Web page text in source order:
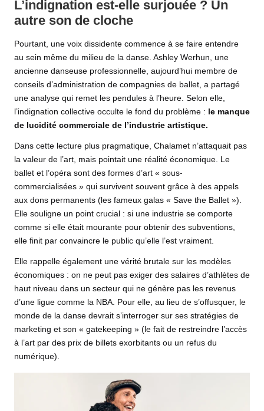
L’indignation est-elle surjouée ? Un
autre son de cloche
Pourtant, une voix dissidente commence à se faire entendre
au sein même du milieu de la danse. Ashley Werhun, une
ancienne danseuse professionnelle, aujourd’hui membre de
conseils d’administration de compagnies de ballet, a partagé
une analyse qui remet les pendules à l’heure. Selon elle,
l’indignation collective occulte le fond du problème : le manque
de lucidité commerciale de l’industrie artistique.
Dans cette lecture plus pragmatique, Chalamet n’attaquait pas
la valeur de l’art, mais pointait une réalité économique. Le
ballet et l’opéra sont des formes d’art « sous-
commercialisées » qui survivent souvent grâce à des appels
aux dons permanents (les fameux galas « Save the Ballet »).
Elle souligne un point crucial : si une industrie se comporte
comme si elle était mourante pour obtenir des subventions,
elle finit par convaincre le public qu’elle l’est vraiment.
Elle rappelle également une vérité brutale sur les modèles
économiques : on ne peut pas exiger des salaires d’athlètes de
haut niveau dans un secteur qui ne génère pas les revenus
d’une ligue comme la NBA. Pour elle, au lieu de s’offusquer, le
monde de la danse devrait s’interroger sur ses stratégies de
marketing et son « gatekeeping » (le fait de restreindre l’accès
à l’art par des prix de billets exorbitants ou un refus du
numérique).